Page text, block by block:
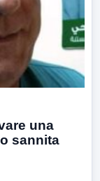
una
sannita